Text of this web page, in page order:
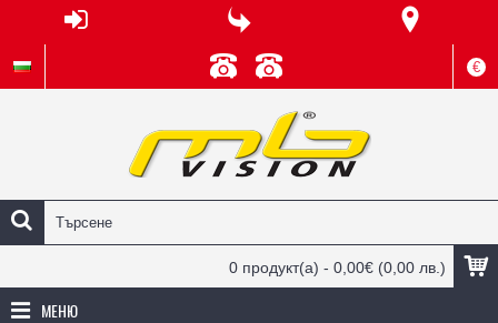
€
0 продукт(а) - 0,00€ (0,00 лв.)
МЕНЮ